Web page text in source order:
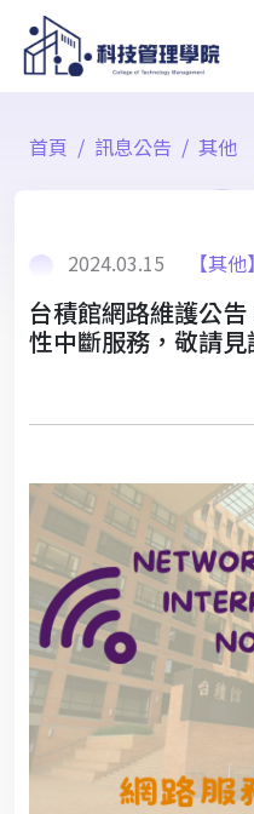
首頁 訊息公告 其他
2024.03.15 【其他】
台積館網路維護公
性中斷服務，敬請見